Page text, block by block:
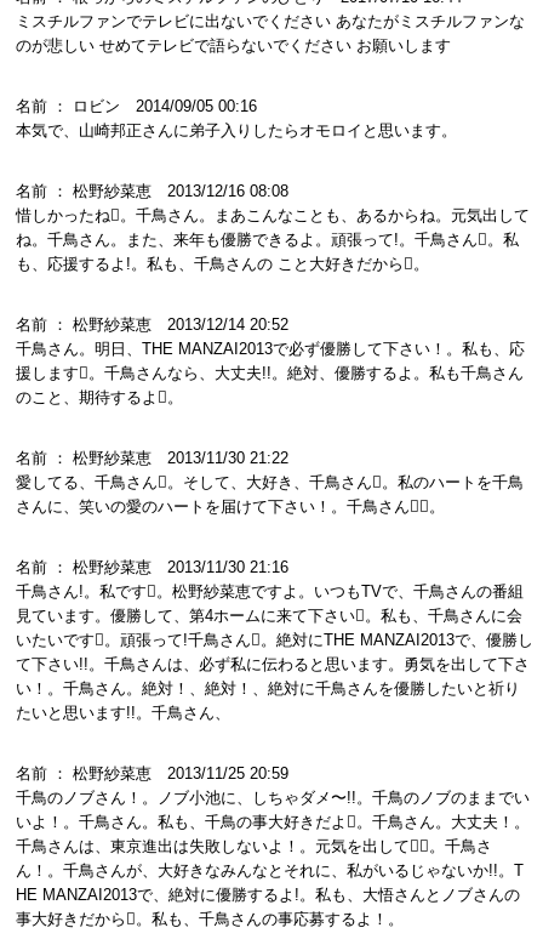
ミスチルファンでテレビに出ないでください あなたがミスチルファンな
のが悲しい せめてテレビで語らないでください お願いします
名前 ： ロビン 2014/09/05 00:16
本気で、山崎邦正さんに弟子入りしたらオモロイと思います。
名前 ： 松野紗菜恵 2013/12/16 08:08
惜しかったね。千鳥さん。まあこんなことも、あるからね。元気出して
ね。千鳥さん。また、来年も優勝できるよ。頑張って!。千鳥さん。私
も、応援するよ!。私も、千鳥さんの こと大好きだから。
名前 ： 松野紗菜恵 2013/12/14 20:52
千鳥さん。明日、THE MANZAI2013で必ず優勝して下さい！。私も、応
援します。千鳥さんなら、大丈夫!!。絶対、優勝するよ。私も千鳥さん
のこと、期待するよ。
名前 ： 松野紗菜恵 2013/11/30 21:22
愛してる、千鳥さん。そして、大好き、千鳥さん。私のハートを千鳥
さんに、笑いの愛のハートを届けて下さい！。千鳥さん！。
名前 ： 松野紗菜恵 2013/11/30 21:16
千鳥さん!。私です。松野紗菜恵ですよ。いつもTVで、千鳥さんの番組
見ています。優勝して、第4ホームに来て下さい。私も、千鳥さんに会
いたいです。頑張って!千鳥さん。絶対にTHE MANZAI2013で、優勝し
て下さい!!。千鳥さんは、必ず私に伝わると思います。勇気を出して下さ
い！。千鳥さん。絶対！、絶対！、絶対に千鳥さんを優勝したいと祈り
たいと思います!!。千鳥さん、
名前 ： 松野紗菜恵 2013/11/25 20:59
千鳥のノブさん！。ノブ小池に、しちゃダメ〜!!。千鳥のノブのままでい
いよ！。千鳥さん。私も、千鳥の事大好きだよ。千鳥さん。大丈夫！。
千鳥さんは、東京進出は失敗しないよ！。元気を出して！。千鳥さ
ん！。千鳥さんが、大好きなみんなとそれに、私がいるじゃないか!!。T
HE MANZAI2013で、絶対に優勝するよ!。私も、大悟さんとノブさんの
事大好きだから。私も、千鳥さんの事応募するよ！。